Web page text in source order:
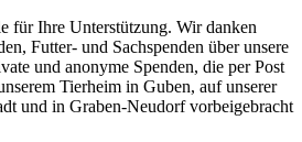
für Ihre Unterstützung. Wir danken
Futter- und Sachspenden über unsere
und anonyme Spenden, die per Post
Tierheim in Guben, auf unserer
und in Graben-Neudorf vorbeigebracht